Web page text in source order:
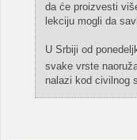
da će proizvesti
lekciju mogli da
U Srbiji od
svake vrste
nalazi kod civilnog